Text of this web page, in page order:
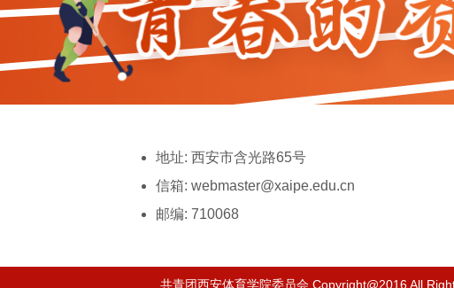
地址: 西安市含光路65号
信箱: webmaster@xaipe.edu.cn
邮编: 710068
共青团西安体育学院委员会 Copyright@2016 All